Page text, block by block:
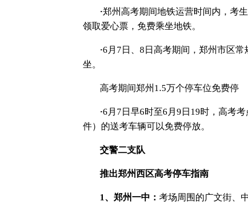
·郑州高考期间地铁运营时间内，考
领取爱心票，免费乘坐地铁。
·6月7日、8日高考期间，郑州市区
坐。
高考期间郑州1.5万个停车位免费停
·6月7日早6时至6月9日19时，高考
件）的送考车辆可以免费停放。
交警二支队
推出郑州西区高考停车指南
1、郑州一中： 考场周围的广文街、